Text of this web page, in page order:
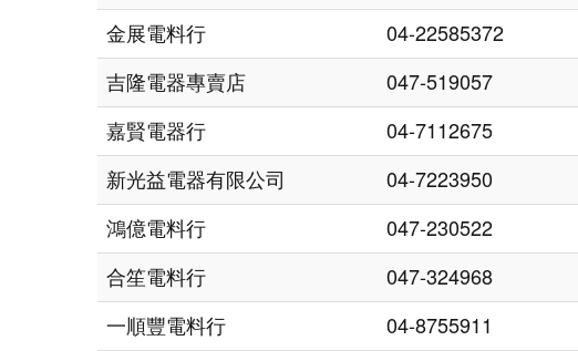
金展電料行
04-22585372
吉隆電器專賣店
047-519057
嘉賢電器行
04-7112675
新光益電器有限公司
04-7223950
鴻億電料行
047-230522
合笙電料行
047-324968
一順豐電料行
04-8755911